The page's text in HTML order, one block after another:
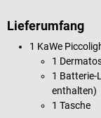
Lieferumfang
1 KaWe
1
1 Batterie-
enthalten)
1 Tasche